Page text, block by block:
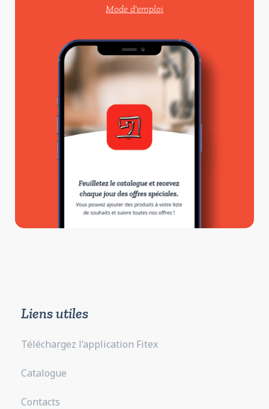
Mode d'emploi
Liens utiles
Téléchargez l’application Fitex
Catalogue
Contacts